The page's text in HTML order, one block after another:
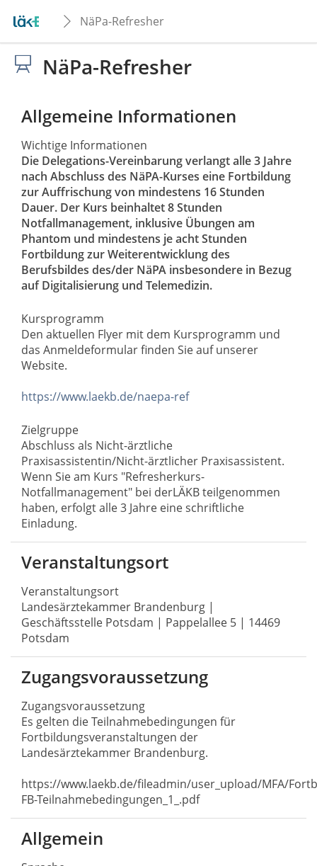
NäPa-Refresher
NäPa-Refresher
Allgemeine Informationen
Wichtige Informationen
Die Delegations-Vereinbarung verlangt alle 3 Jahre
nach Abschluss des NäPA-Kurses eine Fortbildung
zur Auffrischung von mindestens 16 Stunden
Dauer. Der Kurs beinhaltet 8 Stunden
Notfallmanagement, inklusive Übungen am
Phantom und mindestens je acht Stunden
Fortbildung zur Weiterentwicklung des
Berufsbildes des/der NäPA insbesondere in Bezug
auf Digitalisierung und Telemedizin.
Kursprogramm
Den aktuellen Flyer mit dem Kursprogramm und
das Anmeldeformular finden Sie auf unserer
Website.
https://www.laekb.de/naepa-ref
Zielgruppe
Abschluss als Nicht-ärztliche
Praxisassistentin/Nicht-ärztlicher Praxisassistent.
Wenn Sie am Kurs "Refresherkurs-
Notfallmanagement" bei derLÄKB teilgenommen
haben, erfolgt alle 3 Jahre eine schriftliche
Einladung.
Veranstaltungsort
Veranstaltungsort
Landesärztekammer Brandenburg |
Geschäftsstelle Potsdam | Pappelallee 5 | 14469
Potsdam
Zugangsvoraussetzung
Zugangsvoraussetzung
Es gelten die Teilnahmebedingungen für
Fortbildungsveranstaltungen der
Landesärztekammer Brandenburg.
https://www.laekb.de/fileadmin/user_upload/MFA/
FB-Teilnahmebedingungen_1_.pdf
Allgemein